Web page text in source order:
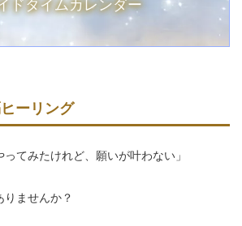
ドタイムカレンダー
ーリング
ってみたけれど、願いが叶わない」
りませんか？